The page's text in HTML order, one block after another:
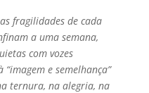
fragilidades de cada
a uma semana,
com vozes
e semelhança”
ternura, na alegria, na